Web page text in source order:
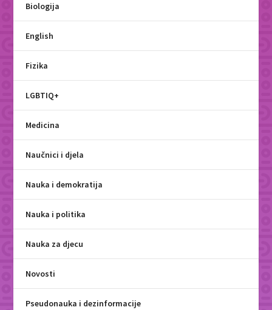
Biologija
English
Fizika
LGBTIQ+
Medicina
Naučnici i djela
Nauka i demokratija
Nauka i politika
Nauka za djecu
Novosti
Pseudonauka i dezinformacije